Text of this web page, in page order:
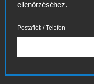
ellenőrzéséhez.
Postafiók / Telefon